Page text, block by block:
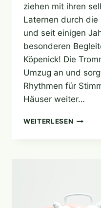
ziehen mit ihren
Laternen durch die
und seit einigen
besonderen
Köpenick! Die
Umzug an und
Rhythmen für
Häuser weiter…
WEITERLESENSAMBA-